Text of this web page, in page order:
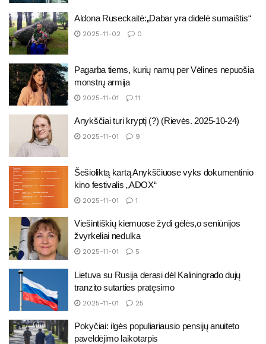
Aldona Ruseckaitė:„Dabar yra didelė sumaištis“
2025-11-02 0
Pagarba tiems, kurių namų per Vėlines nepuošia
monstrų armija
2025-11-01 11
Anykščiai turi kryptį (?) (Rievės. 2025-10-24)
2025-11-01 9
Šešioliktą kartą Anykščiuose vyks dokumentinio
kino festivalis „ADOX“
2025-11-01 1
Viešintiškių kiemuose žydi gėlės,o seniūnijos
žvyrkeliai nedulka
2025-11-01 5
Lietuva su Rusija derasi dėl Kaliningrado dujų
tranzito sutarties pratęsimo
2025-11-01 25
Pokyčiai: ilgės populiariausio pensijų anuiteto
paveldėjimo laikotarpis